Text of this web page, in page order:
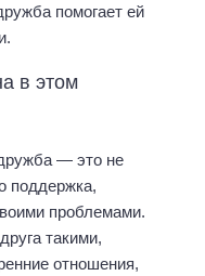
помогает ей
в этом
— это не
поддержка,
проблемами.
такими,
отношения,